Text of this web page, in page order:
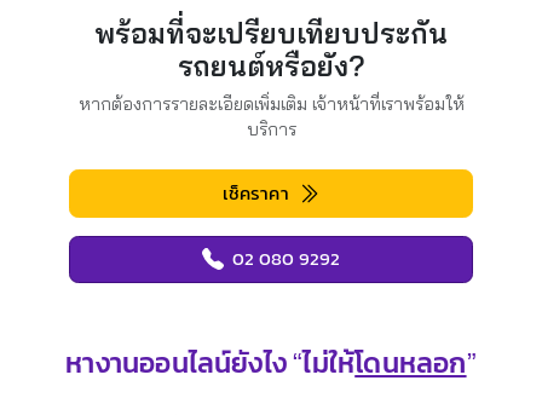
พร้อมที่จะเปรียบเทียบประกัน
รถยนต์หรือยัง?
หากต้องการรายละเอียดเพิ่มเติม เจ้าหน้าที่เราพร้อมให้
บริการ
เช็คราคา
02 080 9292
หางานออนไลน์ยังไง “ไม่ให้โดนหลอก”